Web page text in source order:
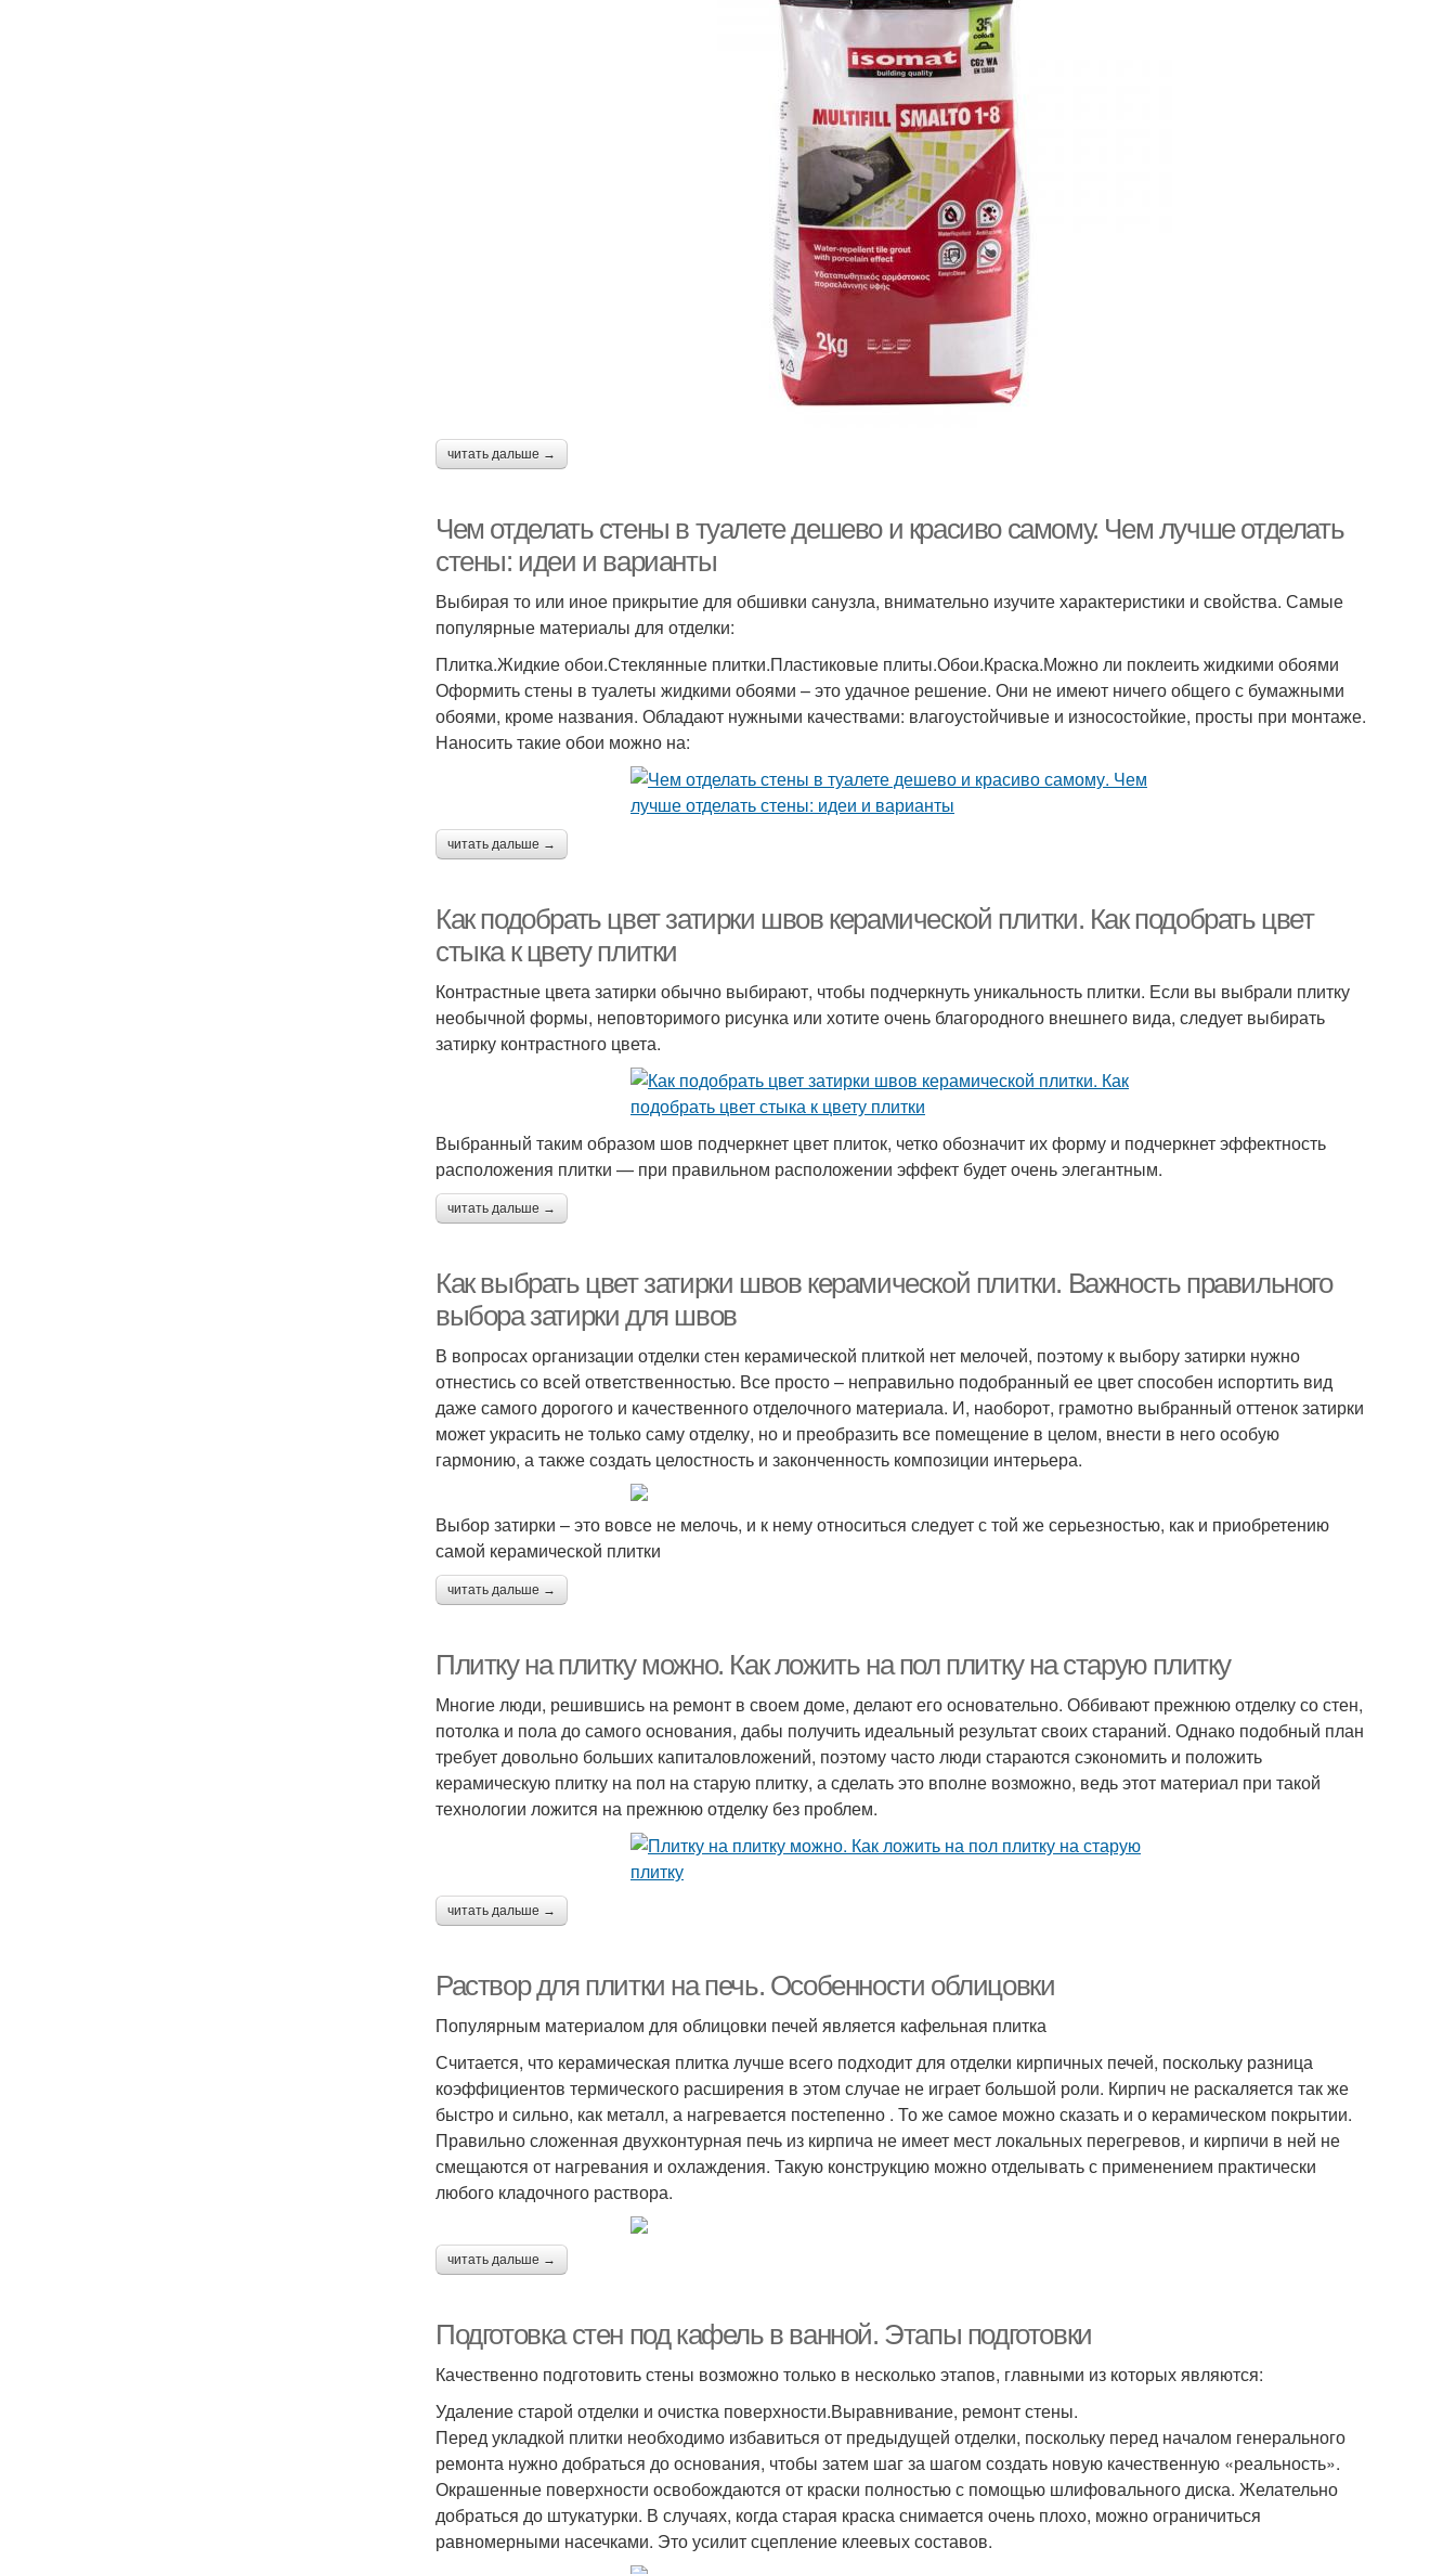
читать дальше →
Чем отделать стены в туалете дешево и красиво самому. Чем лучше отделать
стены: идеи и варианты
Выбирая то или иное прикрытие для обшивки санузла, внимательно изучите характеристики и свойства. Самые
популярные материалы для отделки:
Плитка.Жидкие обои.Стеклянные плитки.Пластиковые плиты.Обои.Краска.Можно ли поклеить жидкими обоями
Оформить стены в туалеты жидкими обоями – это удачное решение. Они не имеют ничего общего с бумажными
обоями, кроме названия. Обладают нужными качествами: влагоустойчивые и износостойкие, просты при монтаже.
Наносить такие обои можно на:
читать дальше →
Как подобрать цвет затирки швов керамической плитки. Как подобрать цвет
стыка к цвету плитки
Контрастные цвета затирки обычно выбирают, чтобы подчеркнуть уникальность плитки. Если вы выбрали плитку
необычной формы, неповторимого рисунка или хотите очень благородного внешнего вида, следует выбирать
затирку контрастного цвета.
Выбранный таким образом шов подчеркнет цвет плиток, четко обозначит их форму и подчеркнет эффектность
расположения плитки — при правильном расположении эффект будет очень элегантным.
читать дальше →
Как выбрать цвет затирки швов керамической плитки. Важность правильного
выбора затирки для швов
В вопросах организации отделки стен керамической плиткой нет мелочей, поэтому к выбору затирки нужно
отнестись со всей ответственностью. Все просто – неправильно подобранный ее цвет способен испортить вид
даже самого дорогого и качественного отделочного материала. И, наоборот, грамотно выбранный оттенок затирки
может украсить не только саму отделку, но и преобразить все помещение в целом, внести в него особую
гармонию, а также создать целостность и законченность композиции интерьера.
Выбор затирки – это вовсе не мелочь, и к нему относиться следует с той же серьезностью, как и приобретению
самой керамической плитки
читать дальше →
Плитку на плитку можно. Как ложить на пол плитку на старую плитку
Многие люди, решившись на ремонт в своем доме, делают его основательно. Оббивают прежнюю отделку со стен,
потолка и пола до самого основания, дабы получить идеальный результат своих стараний. Однако подобный план
требует довольно больших капиталовложений, поэтому часто люди стараются сэкономить и положить
керамическую плитку на пол на старую плитку, а сделать это вполне возможно, ведь этот материал при такой
технологии ложится на прежнюю отделку без проблем.
читать дальше →
Раствор для плитки на печь. Особенности облицовки
Популярным материалом для облицовки печей является кафельная плитка
Считается, что керамическая плитка лучше всего подходит для отделки кирпичных печей, поскольку разница
коэффициентов термического расширения в этом случае не играет большой роли. Кирпич не раскаляется так же
быстро и сильно, как металл, а нагревается постепенно . То же самое можно сказать и о керамическом покрытии.
Правильно сложенная двухконтурная печь из кирпича не имеет мест локальных перегревов, и кирпичи в ней не
смещаются от нагревания и охлаждения. Такую конструкцию можно отделывать с применением практически
любого кладочного раствора.
читать дальше →
Подготовка стен под кафель в ванной. Этапы подготовки
Качественно подготовить стены возможно только в несколько этапов, главными из которых являются:
Удаление старой отделки и очистка поверхности.Выравнивание, ремонт стены.
Перед укладкой плитки необходимо избавиться от предыдущей отделки, поскольку перед началом генерального
ремонта нужно добраться до основания, чтобы затем шаг за шагом создать новую качественную «реальность».
Окрашенные поверхности освобождаются от краски полностью с помощью шлифовального диска. Желательно
добраться до штукатурки. В случаях, когда старая краска снимается очень плохо, можно ограничиться
равномерными насечками. Это усилит сцепление клеевых составов.